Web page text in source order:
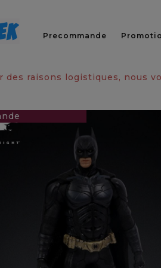
Precommande
des raisons logistiques, nous